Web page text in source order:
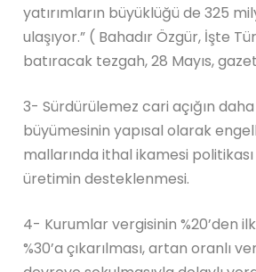
yatırımların büyüklüğü de 325
ulaşıyor.” ( Bahadır Özgür, İşte
batıracak tezgah, 28 Mayıs,
3- Sürdürülemez cari açığın
büyümesinin yapısal olarak
mallarında ithal ikamesi
üretimin desteklenmesi.
4- Kurumlar vergisinin %20’den
%30’a çıkarılması, artan oranlı